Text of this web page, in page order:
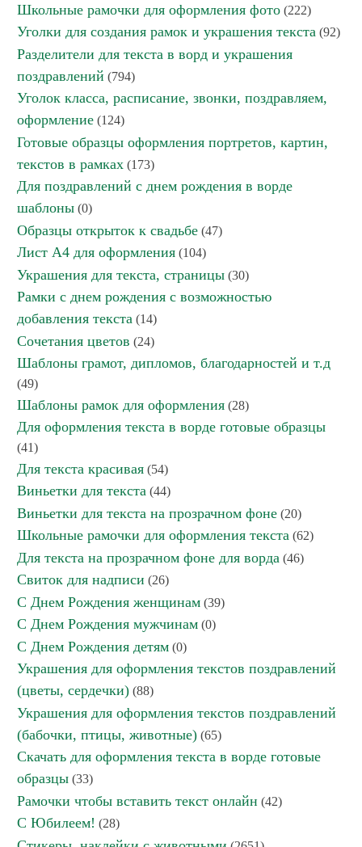
Школьные рамочки для оформления фото (222)
Уголки для создания рамок и украшения текста (92)
Разделители для текста в ворд и украшения
поздравлений (794)
Уголок класса, расписание, звонки, поздравляем,
оформление (124)
Готовые образцы оформления портретов, картин,
текстов в рамках (173)
Для поздравлений с днем рождения в ворде
шаблоны (0)
Образцы открыток к свадьбе (47)
Лист А4 для оформления (104)
Украшения для текста, страницы (30)
Рамки с днем рождения с возможностью
добавления текста (14)
Сочетания цветов (24)
Шаблоны грамот, дипломов, благодарностей и т.д
(49)
Шаблоны рамок для оформления (28)
Для оформления текста в ворде готовые образцы
(41)
Для текста красивая (54)
Виньетки для текста (44)
Виньетки для текста на прозрачном фоне (20)
Школьные рамочки для оформления текста (62)
Для текста на прозрачном фоне для ворда (46)
Свиток для надписи (26)
С Днем Рождения женщинам (39)
С Днем Рождения мужчинам (0)
С Днем Рождения детям (0)
Украшения для оформления текстов поздравлений
(цветы, сердечки) (88)
Украшения для оформления текстов поздравлений
(бабочки, птицы, животные) (65)
Скачать для оформления текста в ворде готовые
образцы (33)
Рамочки чтобы вставить текст онлайн (42)
С Юбилеем! (28)